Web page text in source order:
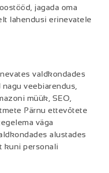
jagada oma
lahendusi erinevatele
valdkondades
veebiarendus,
müük, SEO,
Pärnu ettevõtete
väga
alustades
kuni personali